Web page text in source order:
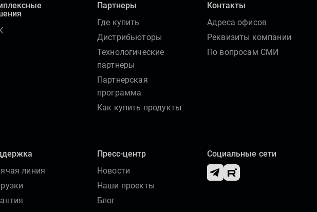
Партнеры
Где купить
Дистрибьюторы
Технологические
партнеры
Партнерская
программа
Как купить продукты
Контакты
Адреса офисов
Реквизиты компании
По вопросам СМИ
линия
Пресс-центр
Новости
Наши проекты
Блог
Социальные сети